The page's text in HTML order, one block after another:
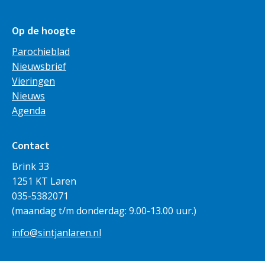
Op de hoogte
Parochieblad
Nieuwsbrief
Vieringen
Nieuws
Agenda
Contact
Brink 33
1251 KT Laren
035-5382071
(maandag t/m donderdag: 9.00-13.00 uur.)
info@sintjanlaren.nl